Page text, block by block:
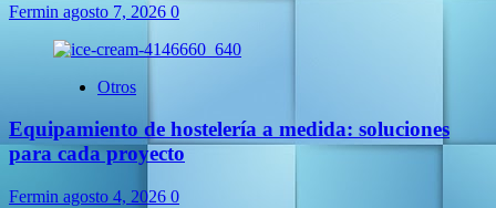
Fermin agosto 7, 2026 0
Otros
Equipamiento de hostelería a medida: soluciones
para cada proyecto
Fermin agosto 4, 2026 0